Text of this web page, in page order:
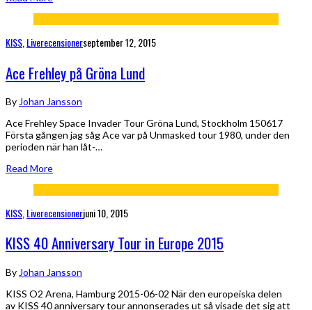
KISS,Liverecensionerseptember 12, 2015
Ace Frehley på Gröna Lund
By Johan Jansson
Ace Frehley Space Invader Tour Gröna Lund, Stockholm 150617
Första gången jag såg Ace var på Unmasked tour 1980, under den
perioden när han låt-…
Read More
KISS Liverecensionerjuni 10, 2015
KISS 40 Anniversary Tour in Europe 2015
By Johan Jansson
KISS O2 Arena, Hamburg 2015-06-02 När den europeiska delen
av KISS 40 anniversary tour annonserades ut så visade det sig att